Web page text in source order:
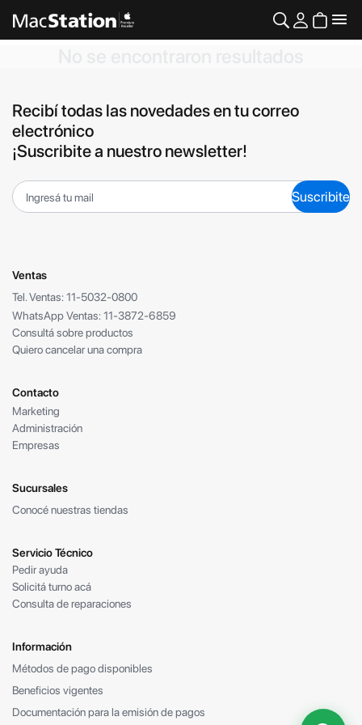
Recibí todas las novedades en tu correo
electrónico
¡Suscribite a nuestro newsletter!
Suscribite
Ventas
Tel. Ventas: 11-5032-0800
WhatsApp Ventas: 11-3872-6859
Consultá sobre productos
Quiero cancelar una compra
Contacto
Marketing
Administración
Empresas
Sucursales
Conocé nuestras tiendas
Servicio Técnico
Pedir ayuda
Solicitá turno acá
Consulta de reparaciones
Información
Métodos de pago disponibles
Beneficios vigentes
Documentación para la emisión de pagos